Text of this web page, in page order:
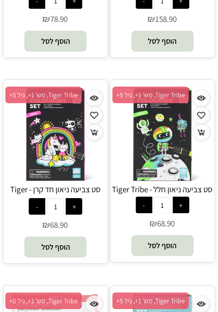
₪158.90
הוסף לסל
₪78.90
הוסף לסל
Tiger Tribe, מש' 1+, גיל 5+
סט צביעה ניאון חלל - Tiger Tribe
₪68.90
הוסף לסל
Tiger Tribe, מש' 1+, גיל 5+
סט צביעה ניאון חד קרן - Tiger
₪68.90
הוסף לסל
Tiger Tribe, מש' 1+, גיל 5+ Tiger Tribe, מש' 1+, גיל 0+